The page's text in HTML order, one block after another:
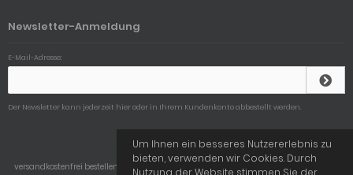
Newsletter-Anmeldung
E-Mail-Adresse:
Der Newsletter kann jederzeit hier oder in Ihrem Kundenkonto abbestellt werden.
versandkostenfrei bestellen auf Linseoo © 2026 | Template © 2009-2026 by mod
Um Ihnen ein besseres Nutzererlebnis zu
bieten, verwenden wir Cookies. Durch
Nutzung der Website stimmen Sie der